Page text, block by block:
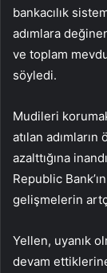
bankacılık
adımlara
ve toplam
söyledi.
Mudileri
atılan
azalttığına
Republic
gelişmelerin
Yellen, uyanık
devam